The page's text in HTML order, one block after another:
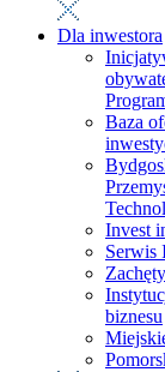
Dla inwestora
Baza
Invest
Serwis
biznesu